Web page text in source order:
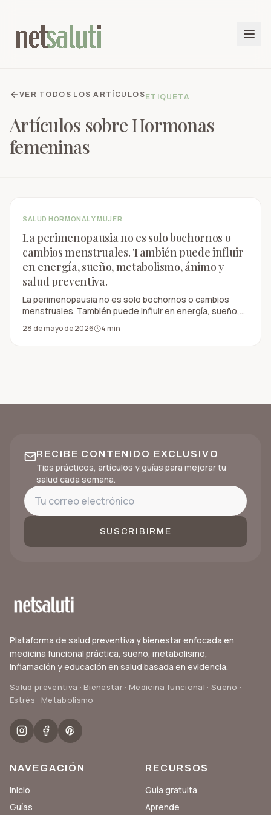
VER TODOS LOS ARTÍCULOS ETIQUETA
Artículos sobreHormonas
femeninas
SALUD HORMONAL Y MUJER
La perimenopausia no es solo bochornos o
cambios menstruales. También puede influir
en energía, sueño, metabolismo, ánimo y
salud preventiva.
La perimenopausia no es solo bochornos o cambios
menstruales. También puede influir en energía, sueño,
metabolismo, ánimo y salud preventiva.
28 de mayo de 2026 4min
RECIBE CONTENIDO EXCLUSIVO
Tips prácticos, artículos y guías para mejorar tu
salud cada semana.
SUSCRIBIRME
Plataforma de salud preventiva y bienestar enfocada en
medicina funcional práctica, sueño, metabolismo,
inflamación y educación en salud basada en evidencia.
Salud preventiva · Bienestar · Medicina funcional · Sueño ·
Estrés · Metabolismo
NAVEGACIÓN
Inicio
Guías
RECURSOS
Guía gratuita
Aprende